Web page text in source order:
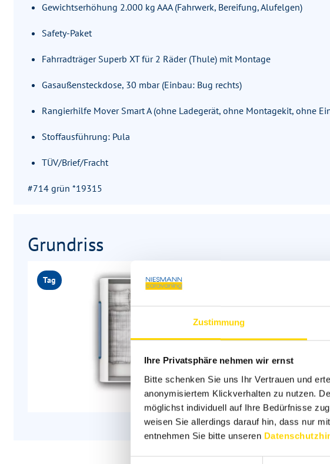
Zustimmung
Ihre Privatsphäre nehmen wir ernst
Bitte schenken Sie uns Ihr Vertrauen und
anonymisiertem Klickverhalten zu nutzen.
möglichst individuell auf Ihre Bedürfnisse
weisen Sie allerdings darauf hin, dass nur
entnehmen Sie bitte unseren
Gewichtserhöhung 2.000 kg AAA (Fahrwerk, Bereifung, Alufelgen)
Safety-Paket
Fahrradträger Superb XT für 2 Räder (Thule) mit Montage
Gasaußensteckdose, 30 mbar (Einbau: Bug rechts)
Rangierhilfe Mover Smart A (ohne Ladegerät, ohne Montagekit, ohne
Stoffausführung: Pula
TÜV/Brief/Fracht
#714 grün *19315
Grundriss
Tag